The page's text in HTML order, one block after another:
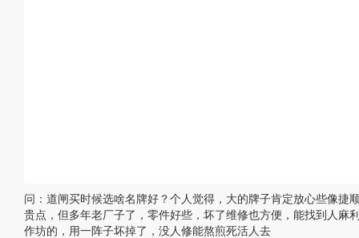
问：道闸买时候选啥名牌好？个人觉得，大的牌子肯定放心些像捷
贵点，但多年老厂子了，零件好些，坏了维修也方便，能找到人麻
作坊的，用一阵子坏掉了，没人修能熬煎死活人去